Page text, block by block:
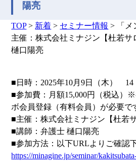
陽亮
TOP> 新着 > セミナー情報 >
「
主催：株式会社ミナジン【杜若サ
樋口陽亮
■日時：2025年10月9日（木） 14
■参加費：月額15,000円（税込）
ボ会員登録（有料会員）が必要で
■主催：株式会社ミナジン【杜若サ
■講師：弁護士 樋口陽亮
■参加方法：以下URLよりご確認
https://minagine.jp/seminar/